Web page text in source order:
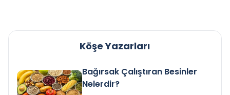
Köşe Yazarları
Bağırsak Çalıştıran Besinler
Nelerdir?